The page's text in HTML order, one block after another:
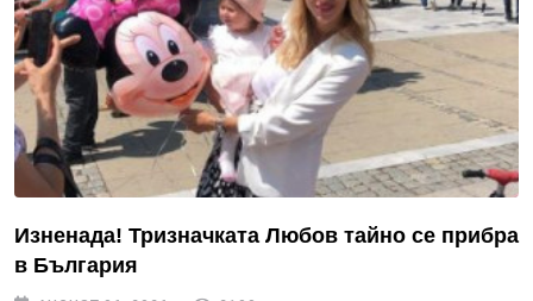
Изненада! Тризначката Любов тайно се прибра
в България